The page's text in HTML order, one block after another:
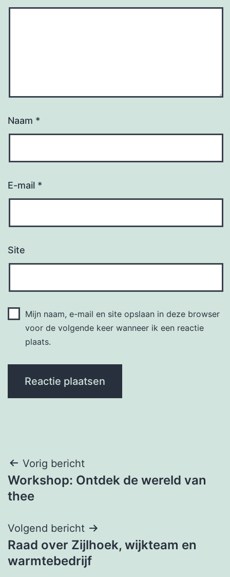
Naam *
E-mail *
Site
Mijn naam, e-mail en site opslaan in deze browser
voor de volgende keer wanneer ik een reactie
plaats.
Bericht
navigatie
Vorig bericht
Workshop: Ontdek de wereld van
thee
Volgend bericht
Raad over Zijlhoek, wijkteam en
warmtebedrijf